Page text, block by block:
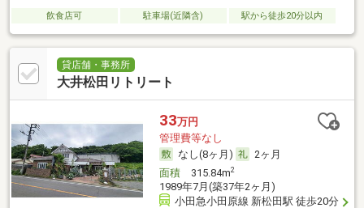
飲食店可 駐車場(近隣含) 駅から徒歩20分以内
貸店舗・事務所
大井松田リトリート
33万円
管理費等なし
なし(8ヶ月)
2ヶ月
面積315.84m2
1989年7月(築37年2ヶ月)
小田急小田原線 新松田駅 徒歩20分